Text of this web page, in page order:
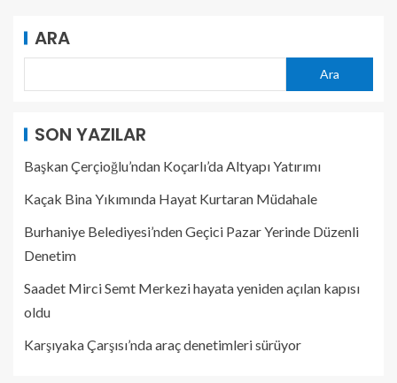
ARA
Ara
SON YAZILAR
Başkan Çerçioğlu’ndan Koçarlı’da Altyapı Yatırımı
Kaçak Bina Yıkımında Hayat Kurtaran Müdahale
Burhaniye Belediyesi’nden Geçici Pazar Yerinde Düzenli
Denetim
Saadet Mirci Semt Merkezi hayata yeniden açılan kapısı
oldu
Karşıyaka Çarşısı’nda araç denetimleri sürüyor